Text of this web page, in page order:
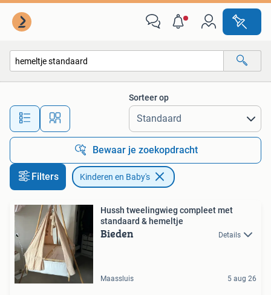
Alle afstanden…
Sorteer op
Bewaar je zoekopdracht
Filters Kinderen en Baby's
Hussh tweelingwieg compleet met
standaard & hemeltje
Bieden Details
Maassluis 5 aug 26